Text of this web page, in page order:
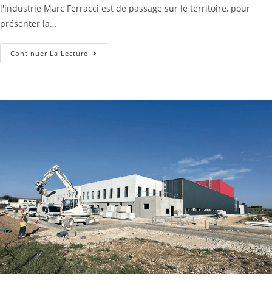
l'industrie Marc Ferracci est de passage sur le territoire, pour
présenter la…
Continuer La Lecture